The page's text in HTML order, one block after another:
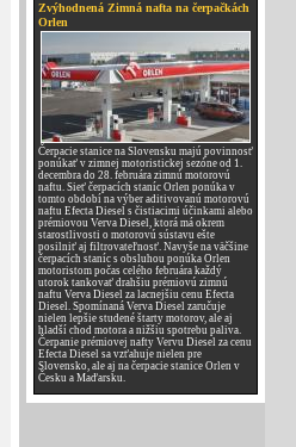
Zvýhodnená Zimná nafta na čerpačkách
Orlen
Čerpacie stanice na Slovensku majú povinnosť
ponúkať v zimnej motoristickej sezóne od 1.
decembra do 28. februára zimnú motorovú
naftu. Sieť čerpacích staníc Orlen ponúka v
tomto období na výber aditivovanú motorovú
naftu Efecta Diesel s čistiacimi účinkami alebo
prémiovou Verva Diesel, ktorá má okrem
starostlivosti o motorovú sústavu ešte
posilniť aj filtrovateľnosť. Navyše na väčšine
čerpacích staníc s obsluhou ponúka Orlen
motoristom počas celého februára každý
utorok tankovať drahšiu prémiovú zimnú
naftu Verva Diesel za lacnejšiu cenu Efecta
Diesel. Spomínaná Verva Diesel zaručuje
nielen lepšie studené štarty motorov, ale aj
hladší chod motora a nižšiu spotrebu paliva.
Čerpanie prémiovej nafty Vervu Diesel za cenu
Efecta Diesel sa vzťahuje nielen pre
Slovensko, ale aj na čerpacie stanice Orlen v
Česku a Maďarsku.